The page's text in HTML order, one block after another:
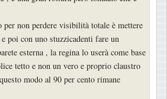
per non perdere visibilità totale è mettere
poi con uno stuzzicadenti fare un
esterna , la regina lo userà come base
tetto e non un vero e proprio claustro
modo al 90 per cento rimane